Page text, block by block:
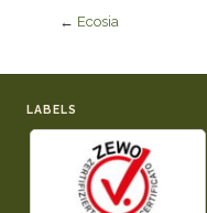
← Ecosia
LABELS